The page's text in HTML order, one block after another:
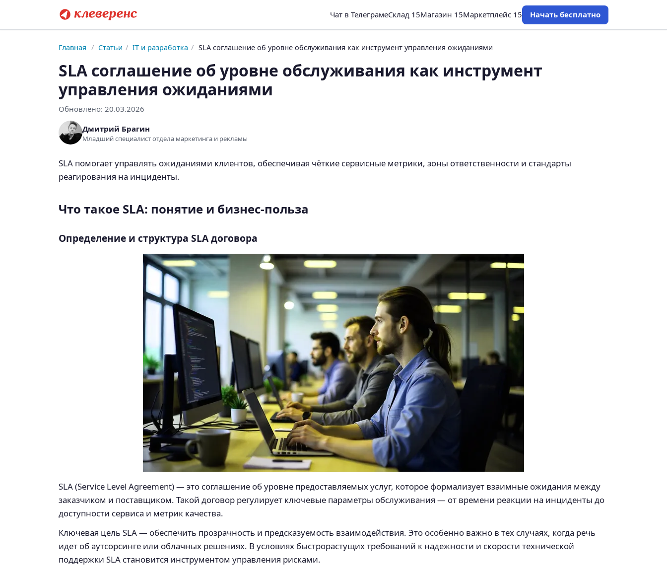
Чат в ТелеграмеСклад 15Магазин 15Маркетплейс 15 Начать бесплатно
Главная / Статьи / IT и разработка / SLA соглашение об уровне обслуживания как инструмент управления ожиданиями
SLA соглашение об уровне обслуживания как инструмент
управления ожиданиями
Обновлено: 20.03.2026
Дмитрий Брагин
Младший специалист отдела маркетинга и рекламы
SLA помогает управлять ожиданиями клиентов, обеспечивая чёткие сервисные метрики, зоны ответственности и стандарты
реагирования на инциденты.
Что такое SLA: понятие и бизнес-польза
Определение и структура SLA договора
SLA (Service Level Agreement) — это соглашение об уровне предоставляемых услуг, которое формализует взаимные ожидания между
заказчиком и поставщиком. Такой договор регулирует ключевые параметры обслуживания — от времени реакции на инциденты до
доступности сервиса и метрик качества.
Ключевая цель SLA — обеспечить прозрачность и предсказуемость взаимодействия. Это особенно важно в тех случаях, когда речь
идет об аутсорсинге или облачных решениях. В условиях быстрорастущих требований к надежности и скорости технической
поддержки SLA становится инструментом управления рисками.